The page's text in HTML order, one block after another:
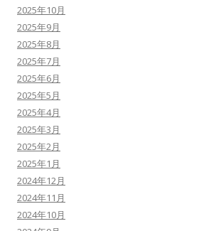
2025年10月
2025年9月
2025年8月
2025年7月
2025年6月
2025年5月
2025年4月
2025年3月
2025年2月
2025年1月
2024年12月
2024年11月
2024年10月